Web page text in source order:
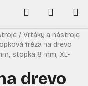
Hľadať
KOŠÍK
/ Vrtáky a nástroje
fréza na drevo
stopka 8 mm, XL-
drevo